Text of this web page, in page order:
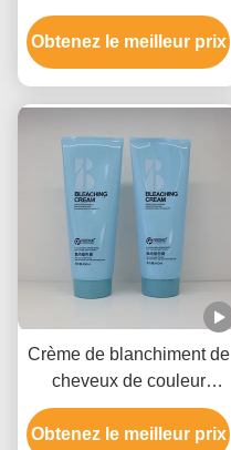
cruauté, blanchisseur de
chaleur pour tous les
types de cheveux
Obtenez le meilleur prix
Crème de blanchiment de
cheveux de couleur
blanche Formule douce,
rapide à décolorer,
Obtenez le meilleur prix